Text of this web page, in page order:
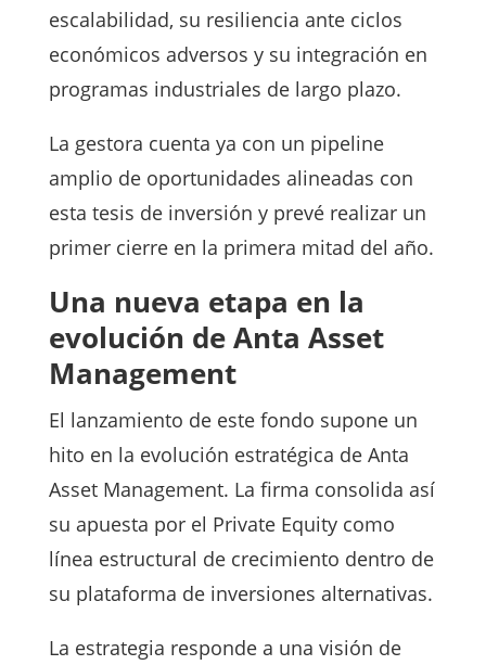
escalabilidad, su resiliencia ante ciclos
económicos adversos y su integración en
programas industriales de largo plazo.
La gestora cuenta ya con un pipeline
amplio de oportunidades alineadas con
esta tesis de inversión y prevé realizar un
primer cierre en la primera mitad del año.
Una nueva etapa en la
evolución de Anta Asset
Management
El lanzamiento de este fondo supone un
hito en la evolución estratégica de Anta
Asset Management. La firma consolida así
su apuesta por el Private Equity como
línea estructural de crecimiento dentro de
su plataforma de inversiones alternativas.
La estrategia responde a una visión de